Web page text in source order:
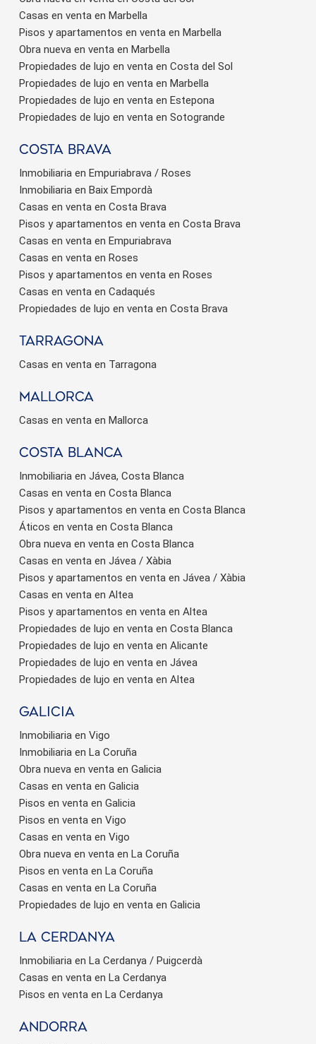
Casas en venta en Marbella
Pisos y apartamentos en venta en Marbella
Obra nueva en venta en Marbella
Propiedades de lujo en venta en Costa del Sol
Propiedades de lujo en venta en Marbella
Propiedades de lujo en venta en Estepona
Propiedades de lujo en venta en Sotogrande
Costa brava
Inmobiliaria en Empuriabrava / Roses
Inmobiliaria en Baix Empordà
Casas en venta en Costa Brava
Pisos y apartamentos en venta en Costa Brava
Casas en venta en Empuriabrava
Casas en venta en Roses
Pisos y apartamentos en venta en Roses
Casas en venta en Cadaqués
Propiedades de lujo en venta en Costa Brava
Tarragona
Casas en venta en Tarragona
Mallorca
Casas en venta en Mallorca
Costa Blanca
Inmobiliaria en Jávea, Costa Blanca
Casas en venta en Costa Blanca
Pisos y apartamentos en venta en Costa Blanca
Áticos en venta en Costa Blanca
Obra nueva en venta en Costa Blanca
Casas en venta en Jávea / Xàbia
Pisos y apartamentos en venta en Jávea / Xàbia
Casas en venta en Altea
Pisos y apartamentos en venta en Altea
Propiedades de lujo en venta en Costa Blanca
Propiedades de lujo en venta en Alicante
Propiedades de lujo en venta en Jávea
Propiedades de lujo en venta en Altea
Galicia
Inmobiliaria en Vigo
Inmobiliaria en La Coruña
Obra nueva en venta en Galicia
Casas en venta en Galicia
Pisos en venta en Galicia
Pisos en venta en Vigo
Casas en venta en Vigo
Obra nueva en venta en La Coruña
Pisos en venta en La Coruña
Casas en venta en La Coruña
Propiedades de lujo en venta en Galicia
La Cerdanya
Inmobiliaria en La Cerdanya / Puigcerdà
Casas en venta en La Cerdanya
Pisos en venta en La Cerdanya
Andorra